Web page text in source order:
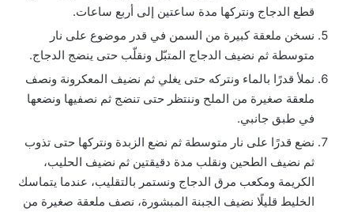
قطع الدجاج ونتركها مدة ساعتين إلى أربع ساعات.
نسخن ملعقة كبيرة من السمن في قدر موضوع على نار
متوسطة ثم نضيف الدجاج المتبّل ونقلّب حتى ينضج الدجاج.
نملأ قدرًا بالماء ونتركه حتى يغلي ثم نضيف المعكرونة ونصف
ملعقة صغيرة من الملح وننتظر حتى تنضج ثم نصفيها ونضعها
في طبق جانبي.
نضع قدرًا على نار متوسطة ثم نضع الزبدة ونتركها حتى تذوب
ثم نضيف الطحين ونقلب مدة دقيقتين ثم نضيف الحليب،
الكريمة ومكعب مرق الدجاج ونستمر بالتقليب، عندما يتماسك
الخليط قليلًا نضيف الجبنة المبشورة، نصف ملعقة صغيرة من